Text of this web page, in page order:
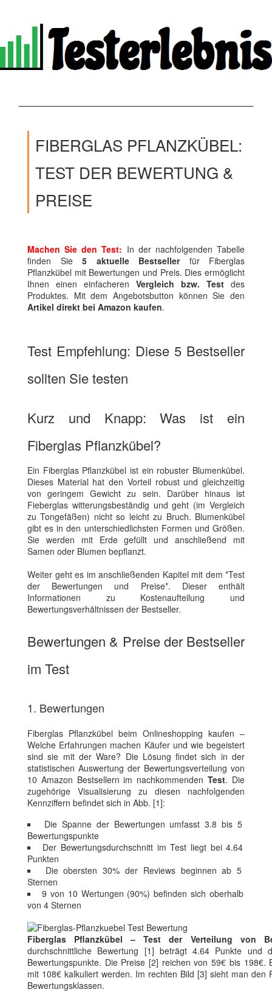
FIBERGLAS PFLANZKÜBEL:
TEST DER BEWERTUNG &
PREISE
Machen Sie den Test: In der nachfolgenden Tabelle
finden Sie5 aktuelle Bestsellerfür Fiberglas
Pflanzkübel mit Bewertungen und Preis. Dies ermöglicht
Ihnen einen einfacheren Vergleich bzw. Test des
Produktes. Mit dem Angebotsbutton können Sie den
Artikel direkt bei Amazon kaufen.
Test Empfehlung: Diese 5 Bestseller
sollten Sie testen
Kurz und Knapp: Was ist ein
Fiberglas Pflanzkübel?
Ein Fiberglas Pflanzkübel ist ein robuster Blumenkübel.
Dieses Material hat den Vorteil robust und gleichzeitig
von geringem Gewicht zu sein. Darüber hinaus ist
Fieberglas witterungsbeständig und geht (im Vergleich
zu Tongefäßen) nicht so leicht zu Bruch. Blumenkübel
gibt es in den unterschiedlichsten Formen und Größen.
Sie werden mit Erde gefüllt und anschließend mit
Samen oder Blumen bepflanzt.
Weiter geht es im anschließenden Kapitel mit dem *Test
der Bewertungen und Preise*. Dieser enthält
Informationen zu Kostenaufteilung und
Bewertungsverhältnissen der Bestseller.
Bewertungen & Preise der Bestseller
im Test
1. Bewertungen
Fiberglas Pflanzkübel beim Onlineshopping kaufen –
Welche Erfahrungen machen Käufer und wie begeistert
sind sie mit der Ware? Die Lösung findet sich in der
statistischen Auswertung der Bewertungsverteilung von
10 Amazon Bestsellern im nachkommendenTest. Die
zugehörige Visualisierung zu diesen nachfolgenden
Kennziffern befindet sich in Abb. [1]:
Die Spanne der Bewertungen umfasst 3.8 bis 5
Bewertungspunkte
Der Bewertungsdurchschnitt im Test liegt bei 4.64
Punkten
Die obersten 30% der Reviews beginnen ab 5
Sternen
9 von 10 Wertungen (90%) befinden sich oberhalb
von 4 Sternen
Fiberglas Pflanzkübel – Test der Verteilung von
durchschnittliche Bewertung [1] beträgt 4.64 Punkte und
Bewertungspunkte. Die Preise [2] reichen von 59€ bis 198€.
mit 108€ kalkuliert werden. Im rechten Bild [3] sieht man den
Bewertungsklassen.